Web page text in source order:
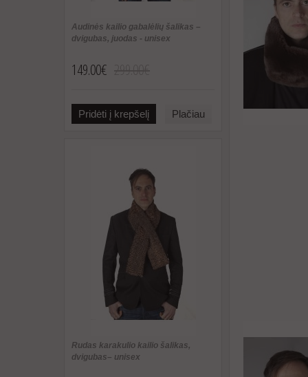
Audinės kailio gabalėlių šalikas –
dvigubas, juodas - unisex
149.00€
Pridėti į krepšelį Plačiau
Rudas karakulio kailio šalikas,
dvigubas– unisex